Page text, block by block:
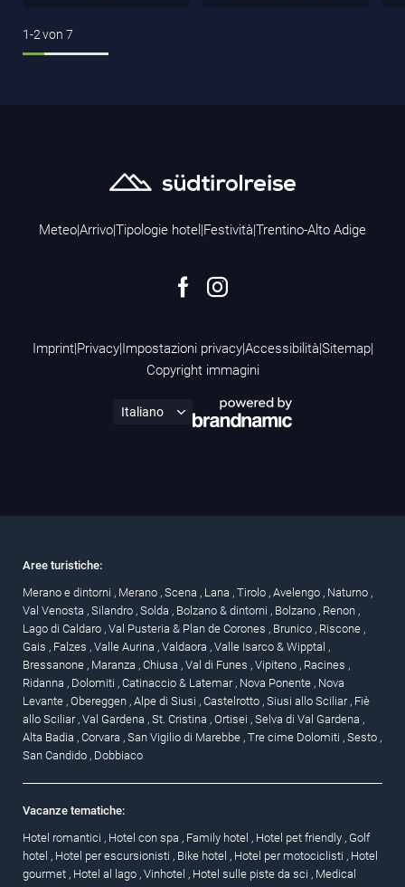
1-2von 7
Meteo|Arrivo|Tipologie hotel |Festività|Trentino-Alto Adige
Imprint|Privacy|Impostazioni privacy|Accessibilità|Sitemap|
Copyright immagini
Aree turistiche:
Merano e dintorni , Merano , Scena , Lana , Tirolo , Avelengo , Naturno ,
Val Venosta , Silandro , Solda , Bolzano & dintorni , Bolzano , Renon ,
Lago di Caldaro , Val Pusteria & Plan de Corones , Brunico , Riscone ,
Gais , Falzes , Valle Aurina , Valdaora , Valle Isarco & Wipptal ,
Bressanone , Maranza , Chiusa , Val di Funes , Vipiteno , Racines ,
Ridanna , Dolomiti , Catinaccio & Latemar , Nova Ponente , Nova
Levante , Obereggen , Alpe di Siusi , Castelrotto , Siusi allo Sciliar , Fiè
allo Sciliar , Val Gardena , St. Cristina , Ortisei , Selva di Val Gardena ,
Alta Badia , Corvara , San Vigilio di Marebbe , Tre cime Dolomiti , Sesto ,
San Candido , Dobbiaco
Vacanze tematiche:
Hotel romantici , Hotel con spa , Family hotel , Hotel pet friendly , Golf
hotel , Hotel per escursionisti , Bike hotel , Hotel per motociclisti , Hotel
gourmet , Hotel al lago , Vinhotel , Hotel sulle piste da sci , Medical